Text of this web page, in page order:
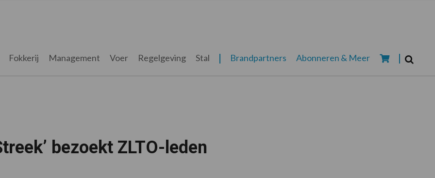
Fokkerij Management Voer Regelgeving Stal Brandpartners Abonneren & Meer
bezoekt ZLTO-leden